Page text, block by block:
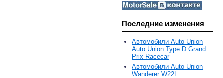
Последние изменения
Автомобили Auto Union
Auto Union Type D Grand
Prix Racecar
Автомобили Auto Union
Wanderer W22L